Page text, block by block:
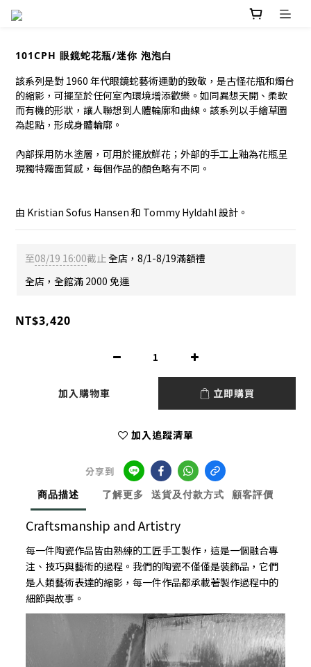
101CPH 眼鏡蛇花瓶/迷你 泡泡白
該系列是對 1960 年代眼鏡蛇藝術運動的致敬，是古怪花瓶和燭台
的縮影，可擺至於任何室內環境增添歡樂。如同異想天開、柔軟
而有機的形狀，讓人聯想到人體輪廓和曲線。該系列以手繪草圖
為起點，形成身體輪廓。
內部採用防水塗層，可用於擺放鮮花；外部的手工上釉為花瓶呈
現獨特霧面質感，每個作品的顏色略有不同。
由 Kristian Sofus Hansen 和 Tommy Hyldahl 設計。
至08/19 16:00截止全店，8/1-8/19滿額禮
全店，全館滿 2000 免運
NT$3,420
加入購物車 立即購買
加入追蹤清單
分享到
商品描述
了解更多 送貨及付款方式 顧客評價
Craftsmanship and Artistry
每一件陶瓷作品皆由熟練的工匠手工製作，這是一個融合專
注、技巧與藝術的過程。我們的陶瓷不僅僅是裝飾品，它們
是人類藝術表達的縮影，每一件作品都承載著製作過程中的
細節與故事。